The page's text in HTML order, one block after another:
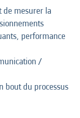
de mesurer la
performance
/
bout du processus